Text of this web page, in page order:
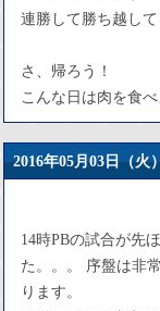
連勝して勝ち越し
さ、帰ろう！
こんな日は肉を食
2016年05月03日
14時PBの試合が先
た。。。 序盤は非
ります。